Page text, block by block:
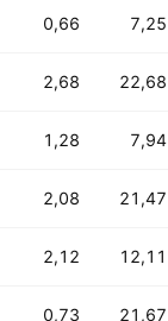
0,66 7,25
2,68 22,68
1,28 7,94
2,08 21,47
2,12 12,11
0,73 21,67